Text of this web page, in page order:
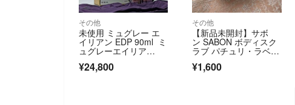
その他
未使用 ミュグレー エ
イリアン EDP 90ml ミ
ュグレーエイリア
¥24,800
その他
【新品未開封】サボ
ン SABON ボディスク
ラブ パチュリ・ラベン
¥1,600